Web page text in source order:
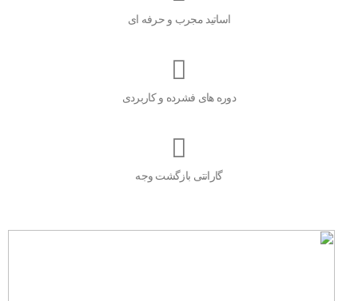
اساتید مجرب و حرفه ای
دوره های فشرده و کاربردی
گارانتی بازگشت وجه